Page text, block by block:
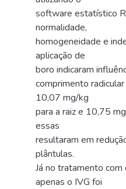
software estatístico
normalidade,
homogeneidade e
aplicação de
boro indicaram
comprimento
10,07 mg/kg
para a raiz e 10,75
essas
resultaram em
plântulas.
Já no tratamento
apenas o IVG foi